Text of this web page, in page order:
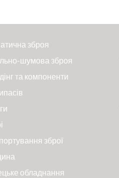
зброя
шумова зброя
та компоненти
зброї
обладнання